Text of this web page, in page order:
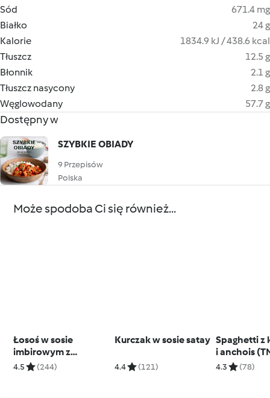
Sód
671.4 mg
Białko
24 g
Kalorie
1834.9 kJ / 438.6 kcal
Tłuszcz
12.5 g
Błonnik
2.1 g
Tłuszcz nasycony
2.8 g
Węglowodany
57.7 g
Dostępny w
SZYBKIE OBIADY
9 Przepisów
Polska
Może spodoba Ci się również...
Łosoś w sosie
imbirowym z
orzechami nerkowca
4.5 (244)
Kurczak w sosie satay
4.4 (121)
Spaghetti z
i anchois
4.3 (78)